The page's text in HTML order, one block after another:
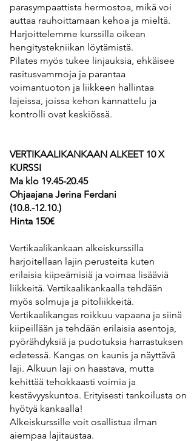
parasympaattista hermostoa, mikä voi
auttaa rauhoittamaan kehoa ja mieltä.
Harjoittelemme kurssilla oikean
hengitystekniikan löytämistä.
Pilates myös tukee linjauksia, ehkäisee
rasitusvammoja ja parantaa
voimantuoton ja liikkeen hallintaa
lajeissa, joissa kehon kannattelu ja
kontrolli ovat keskiössä.
VERTIKAALIKANKAAN ALKEET 10 X
KURSSI
Ma klo 19.45-20.45
Ohjaajana Jerina Ferdani
(10.8.-12.10.)
Hinta 150€
Vertikaalikankaan alkeiskurssilla
harjoitellaan lajin perusteita kuten
erilaisia kiipeämisiä ja voimaa lisääviä
liikkeitä. Vertikaalikankaalla tehdään
myös solmuja ja pitoliikkeitä.
Vertikaalikangas roikkuu vapaana ja siinä
kiipeillään ja tehdään erilaisia asentoja,
pyörähdyksiä ja pudotuksia harrastuksen
edetessä. Kangas on kaunis ja näyttävä
laji. Alkuun laji on haastava, mutta
kehittää tehokkaasti voimia ja
kestävyyskuntoa. Erityisesti tankoilusta on
hyötyä kankaalla!
Alkeiskurssille voit osallistua ilman
aiempaa lajitaustaa.